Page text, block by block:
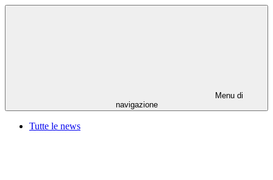
Menu di
navigazione
Tutte le news